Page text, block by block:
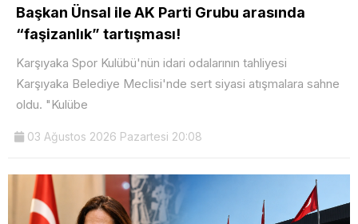
Başkan Ünsal ile AK Parti Grubu arasında
“faşizanlık” tartışması!
Karşıyaka Spor Kulübü'nün idari odalarının tahliyesi
Karşıyaka Belediye Meclisi'nde sert siyasi atışmalara sahne
oldu. "Kulübe
03 Ağustos 2026 Pazartesi 20:08